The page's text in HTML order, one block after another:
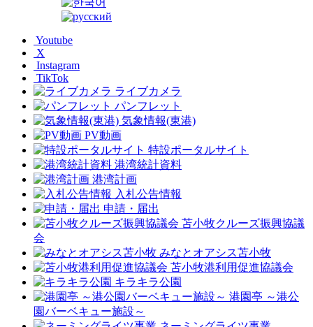
Youtube
X
Instagram
TikTok
ライブカメラ
パンフレット
気象情報(東港)
PV動画
特設ポータルサイト
港湾統計資料
港湾計画
入札公告情報
申請・届出
苫小牧クルーズ振興協議
会
みなとオアシス苫小牧
苫小牧港利用促進協議会
キラキラ公園
港園亭 ～港公
園バーベキュー施設～